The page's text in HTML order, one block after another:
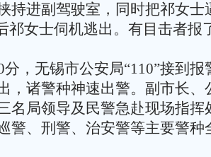
持进副驾驶室，同时把祁女士
祁女士伺机逃出。有目击者报
无锡市公安局“110”接到报
，诸警种神速出警。副市长、
名局领导及民警急赴现场指挥
警、刑警、治安警等主要警种